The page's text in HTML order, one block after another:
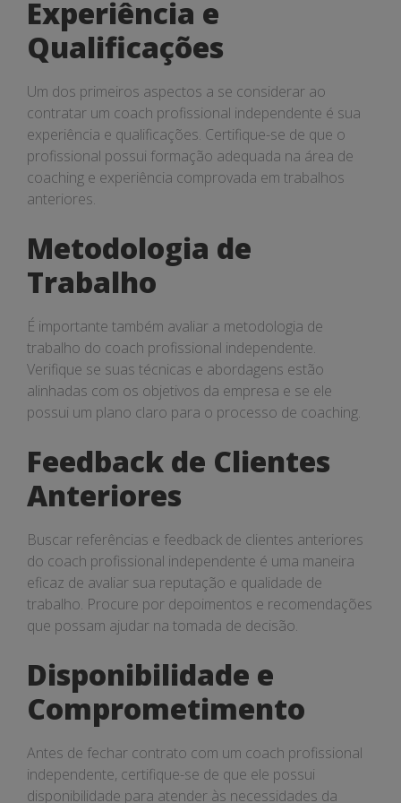
Experiência e
Qualificações
Um dos primeiros aspectos a se considerar ao
contratar um coach profissional independente é sua
experiência e qualificações. Certifique-se de que o
profissional possui formação adequada na área de
coaching e experiência comprovada em trabalhos
anteriores.
Metodologia de
Trabalho
É importante também avaliar a metodologia de
trabalho do coach profissional independente.
Verifique se suas técnicas e abordagens estão
alinhadas com os objetivos da empresa e se ele
possui um plano claro para o processo de coaching.
Feedback de Clientes
Anteriores
Buscar referências e feedback de clientes anteriores
do coach profissional independente é uma maneira
eficaz de avaliar sua reputação e qualidade de
trabalho. Procure por depoimentos e recomendações
que possam ajudar na tomada de decisão.
Disponibilidade e
Comprometimento
Antes de fechar contrato com um coach profissional
independente, certifique-se de que ele possui
disponibilidade para atender às necessidades da